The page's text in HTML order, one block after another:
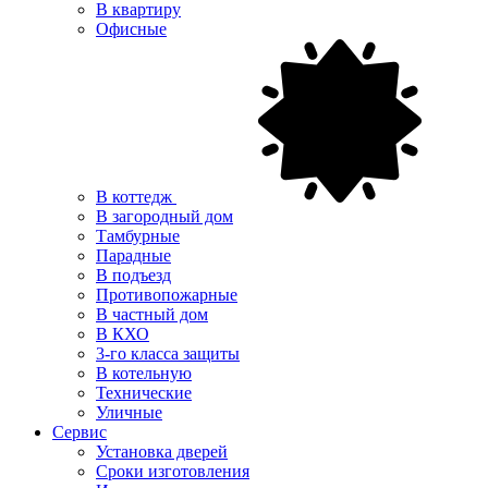
В квартиру
Офисные
В коттедж
В загородный дом
Тамбурные
Парадные
В подъезд
Противопожарные
В частный дом
В КХО
3-го класса защиты
В котельную
Технические
Уличные
Сервис
Установка дверей
Сроки изготовления